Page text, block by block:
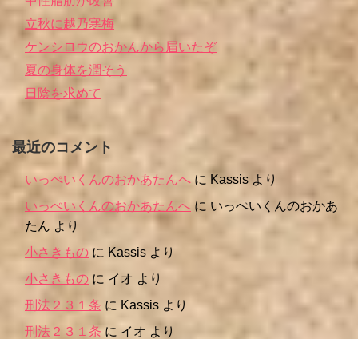
立秋に越乃寒梅
ケンシロウのおかんから届いたぞ
夏の身体を潤そう
日陰を求めて
最近のコメント
いっぺいくんのおかあたんへ に Kassis より
いっぺいくんのおかあたんへ に いっぺいくんのおかあ
たん より
小さきもの に Kassis より
小さきもの に イオ より
刑法２３１条 に Kassis より
刑法２３１条に イオ より